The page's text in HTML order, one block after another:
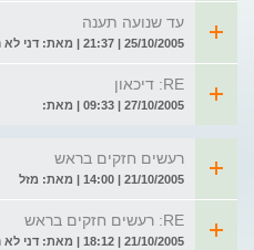
עד שנועה תענה
25/10/2005 | 21:37 | מאת: דני לא רופא ולא מטפל
RE: דיכאון
27/10/2005 | 09:33 | מאת:
רעשים חזקים בראש
21/10/2005 | 14:00 | מאת: מזל
RE: רעשים חזקים בראש
21/10/2005 | 18:12 | מאת: דני לא רופא ולא מטפל